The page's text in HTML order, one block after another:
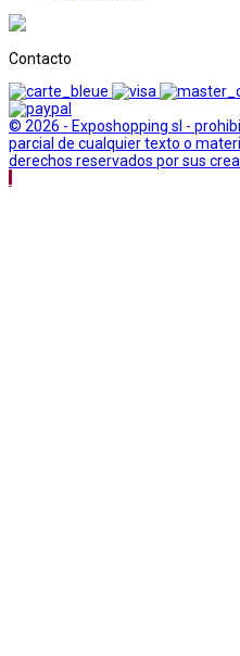
Contacto
© 2026 - Exposhopping sl -
parcial de cualquier texto o
derechos reservados por sus